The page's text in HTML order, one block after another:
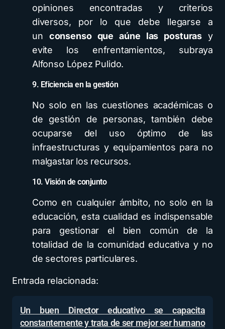
opiniones encontradas y criterios
diversos, por lo que debe llegarse a
un consenso que aúne las posturasy
evite los enfrentamientos, subraya
Alfonso López Pulido.
9. Eficiencia en la gestión
No solo en las cuestiones académicas o
de gestión de personas, también debe
ocuparse del uso óptimo de las
infraestructuras y equipamientos para no
malgastar los recursos.
10. Visión de conjunto
Como en cualquier ámbito, no solo en la
educación, esta cualidad es indispensable
para gestionar el bien común de la
totalidad de la comunidad educativa y no
de sectores particulares.
Entrada relacionada:
Un buen Director educativo se capacita
constantemente y trata de ser mejor ser humano